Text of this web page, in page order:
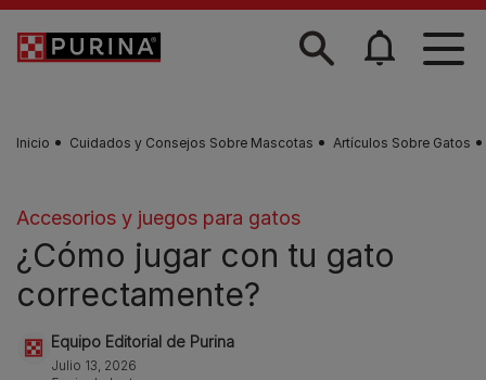
Skip to main content
Inicio Cuidados y Consejos Sobre Mascotas Artículos Sobre Gatos
Accesorios y juegos para gatos
¿Cómo jugar con tu gato
correctamente?
Equipo Editorial de Purina
Julio 13, 2026